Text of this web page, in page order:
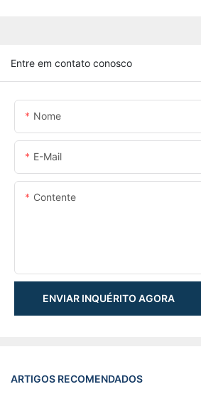
Entre em contato conosco
Nome
E-Mail
Contente
ENVIAR INQUÉRITO AGORA
ARTIGOS RECOMENDADOS